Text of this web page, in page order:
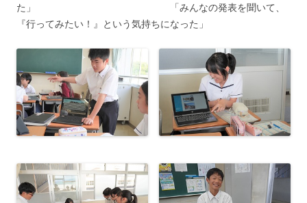
た」 「みんなの発表を聞いて、
『行ってみたい！』という気持ちになった」